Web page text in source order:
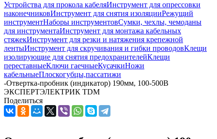
Устройства для прокола кабеляИнструмент для опрессовки
наконечниковИнструмент для снятия изоляцииРежущий
инструментНаборы инструментовСумки, чехлы, чемоданы
для инструментаИнструмент для монтажа кабельных
стяжекИнструмент для резки и натяжения крепежной
лентыИнструмент для скручивания и гибки проводовКлещи
изолирующие для снятия предохранителейКлещи
переставныеКлючи гаечныеКусачкиНожи
кабельныеПлоскогубцы,пассатижи
-Отвертка-пробник (индикатор) 190мм, 100-500В
ЭКСПЕРТЭЛЕКТРИК TDM
Поделиться